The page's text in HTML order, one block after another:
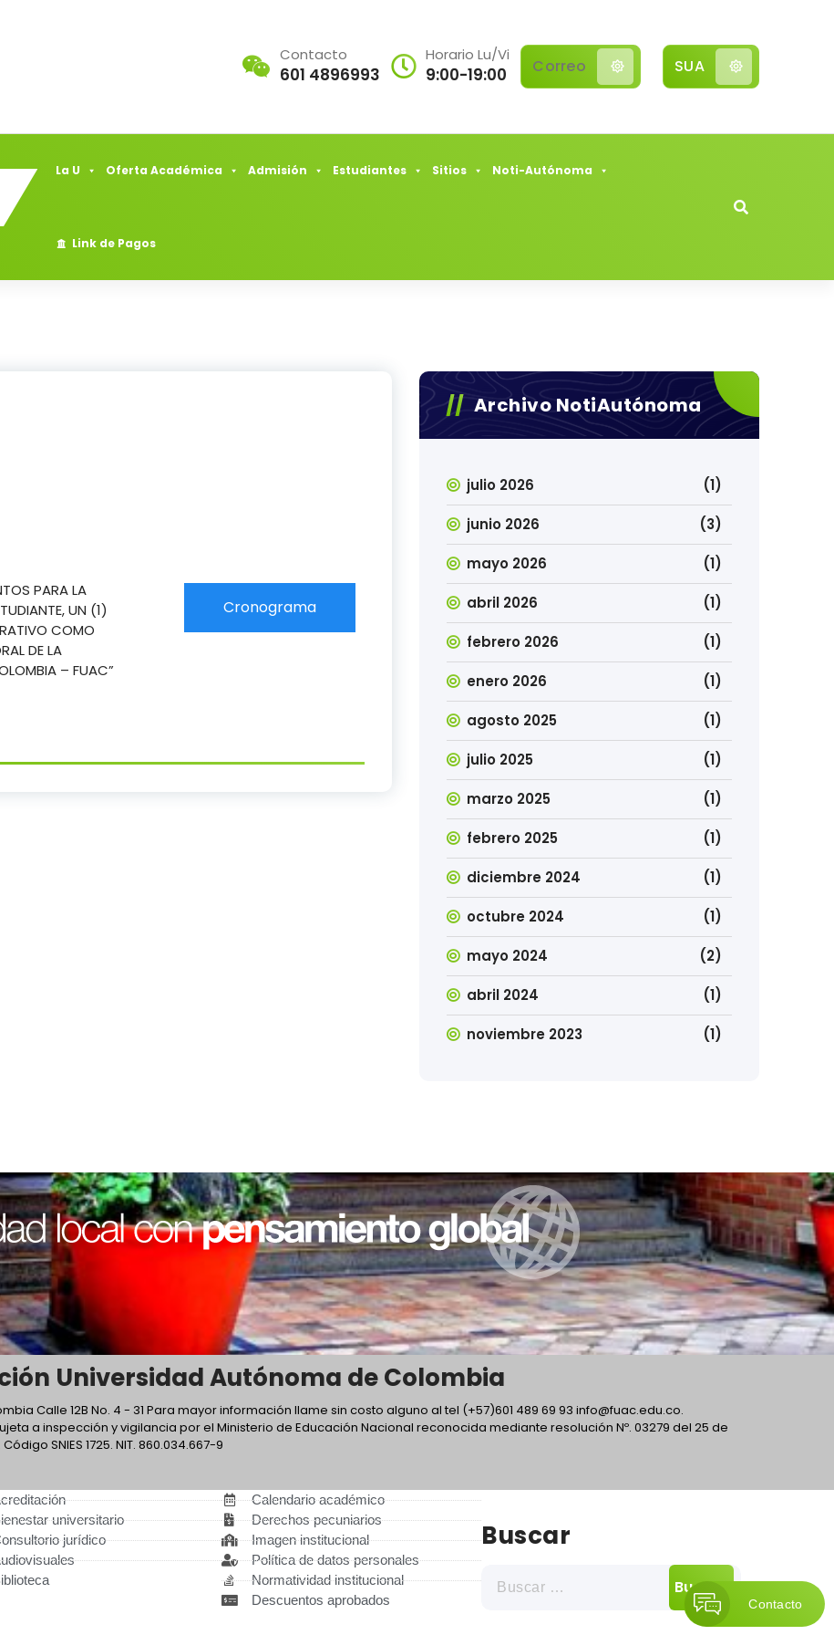
Contacto
601 4896993
Horario Lu/Vi
9:00-19:00 Correo SUA
La U Oferta Académica Admisión Estudiantes Sitios Noti-Autónoma
Link de Pagos
PARA LA
UN (1)
COMO
DE LA
– FUAC”
Cronograma
Archivo NotiAutónoma
julio 2026 (1)
junio 2026 (3)
mayo 2026 (1)
abril 2026 (1)
febrero 2026 (1)
enero 2026 (1)
agosto 2025 (1)
julio 2025 (1)
marzo 2025 (1)
febrero 2025 (1)
diciembre 2024 (1)
octubre 2024 (1)
mayo 2024 (2)
abril 2024 (1)
noviembre 2023 (1)
Universidad Autónoma de Colombia
Calle 12B No. 4 - 31 Para mayor información llame sin costo alguno al tel (+57)601 489 69 93 info@fuac.edu.co.
a inspección y vigilancia por el Ministerio de Educación Nacional reconocida mediante resolución Nº. 03279 del 25 de
SNIES 1725. NIT. 860.034.667-9
universitario
jurídico
Calendario académico
Derechos pecuniarios
Imagen institucional
Política de datos personales
Normatividad institucional
Descuentos aprobados
Buscar
Contacto